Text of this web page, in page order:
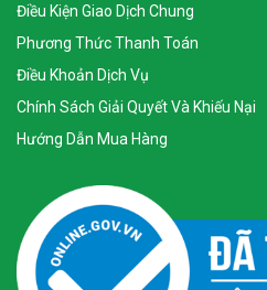
Điều Kiện Giao Dịch Chung
Phương Thức Thanh Toán
Điều Khoản Dịch Vụ
Chính Sách Giải Quyết Và Khiếu Nại
Hướng Dẫn Mua Hàng